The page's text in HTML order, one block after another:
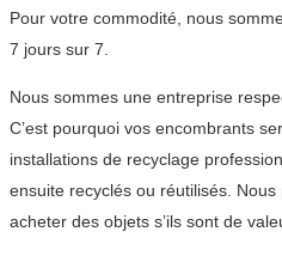
Pour votre commodité, nous
7 jours sur 7.
Nous sommes une entreprise
C’est pourquoi vos encombrants
installations de recyclage
ensuite recyclés ou réutilisés.
acheter des objets s’ils sont de